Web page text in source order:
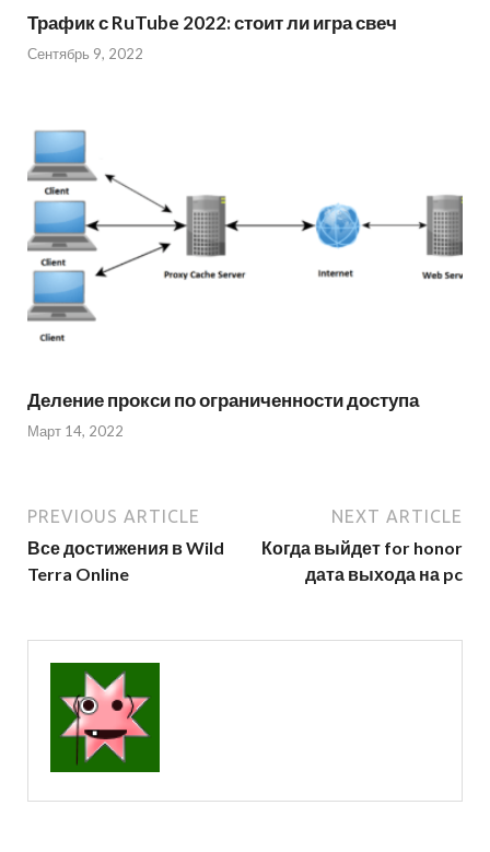
Трафик с RuTube 2022: стоит ли игра свеч
Сентябрь 9, 2022
Деление прокси по ограниченности доступа
Март 14, 2022
PREVIOUS ARTICLE
Все достижения в Wild
Terra Online
NEXT ARTICLE
Когда выйдет for honor
дата выхода на pc